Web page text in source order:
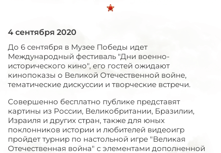
4 сентября 2020
До 6 сентября в Музее Победы идет
Международный фестиваль "Дни военно-
исторического кино", его гостей ожидают
кинопоказы о Великой Отечественной войне,
тематические дискуссии и творческие встречи.
Совершенно бесплатно публике представят
картины из России, Великобритании, Бразилии,
Израиля и других стран, также для юных
поклонников истории и любителей видеоигр
пройдет турнир по настольной игре "Великая
Отечественная война" с элементами дополненной